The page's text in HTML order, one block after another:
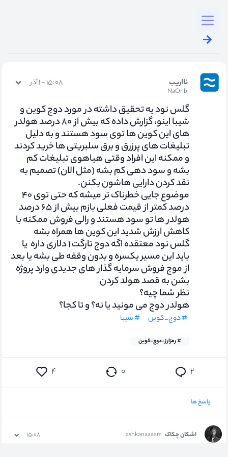
نااریب
NaOrib
۱۵:۰۸ - ۱ آذر
گلس نود یه تحقیق داشته در مورد دوج کوین و
شیبا اینو، گزارش داده که بیش از ۸۰ درصد هولدر
های این کوین ها توی سود هستند و به دلیل
تبلیغات های پرزرق و برق سلبریتی ها خرید کردند
و ممکنه این افراد وقتی هیاهوی تبلیغات کم
بشه و سود دهی کم بشه (مثل الان) تصمیم به
نقد کردن دارایی هاشون بکنن.
موضوع جایی خطرناک تر میشه که حتی توی ۴۰
درصد کمتر از قیمت فعلی بازم بیش از ۶۵ درصد
هولدر ها تو سود هستند و رالی فروش ممکنه با
کاهش ارزش شدید این کوین ها همراه بشه
گلس نود معتقده اگه دوج تارگت ۱ دلاری داره یا
باید این مسیر یکسره و بدون وقفه طی بشه یا بعد
از موج فروش سرمایه گذار های جدیدی وارد پروژه
بشن به قصد هولد کردن
نظر شما چیه؟
هولدر دوج می مونید یا نه؟ و تا کجا؟
# دوج_کوین # شیبا
# رمزارز-دوج-کوین
۲ ۰ ۴
پاسخ ها
اشکان چکاک ashkanaaaam ۱۵:۰۸